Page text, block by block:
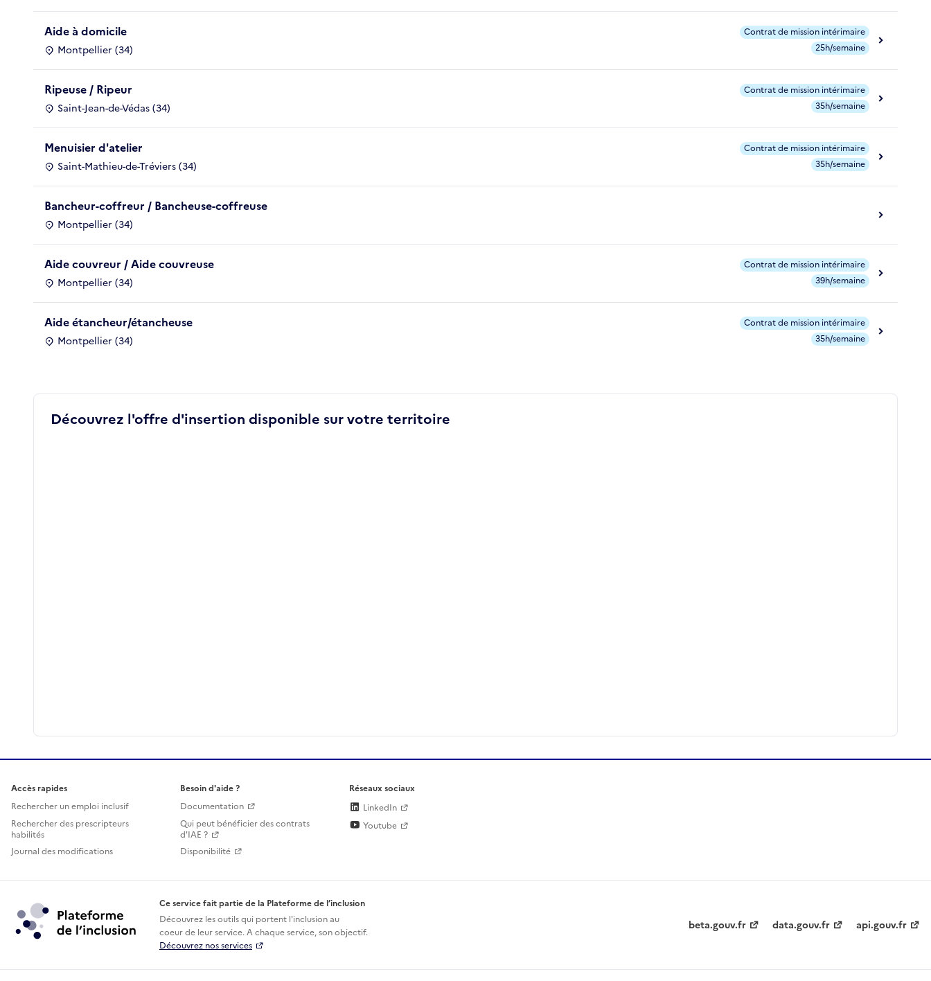
Aide à domicile
Montpellier (34)
Contrat de mission intérimaire
25h/semaine
Ripeuse / Ripeur
Saint-Jean-de-Védas (34)
Contrat de mission intérimaire
35h/semaine
Menuisier d'atelier
Saint-Mathieu-de-Tréviers (34)
Contrat de mission intérimaire
35h/semaine
Bancheur-coffreur / Bancheuse-coffreuse
Montpellier (34)
Aide couvreur / Aide couvreuse
Montpellier (34)
Contrat de mission intérimaire
39h/semaine
Aide étancheur/étancheuse
Montpellier (34)
Contrat de mission intérimaire
35h/semaine
Découvrez l'offre d'insertion disponible sur votre territoire
Accès rapides
Rechercher un emploi inclusif
Rechercher des prescripteurs
habilités
Journal des modifications
Besoin d'aide ?
Documentation
Qui peut bénéficier des contrats
d'IAE ?
Disponibilité
Réseaux sociaux
LinkedIn
Youtube
Ce service fait partie de la Plateforme de l’inclusion
Découvrez les outils qui portent l'inclusion au
coeur de leur service. A chaque service, son objectif.
Découvrez nos services
beta.gouv.fr data.gouv.fr api.gouv.fr